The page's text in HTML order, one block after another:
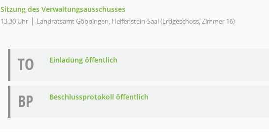
Sitzung des Verwaltungsausschusses
13:30 Uhr Landratsamt Göppingen, Helfenstein-Saal (Erdgeschoss, Zimmer 16)
TO Einladung öffentlich
BP Beschlussprotokoll öffentlich